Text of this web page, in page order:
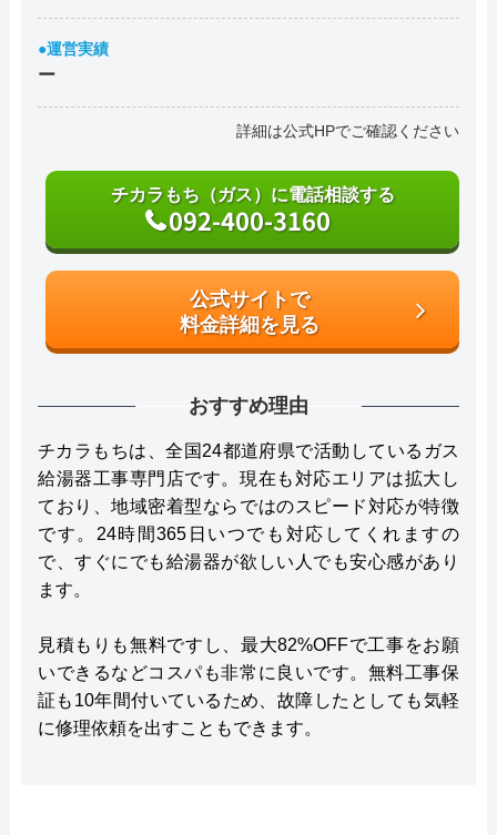
●運営実績
ー
詳細は公式HPでご確認ください
チカラもち（ガス）に電話相談する
092-400-3160
公式サイトで
料金詳細を見る
おすすめ理由
チカラもちは、全国24都道府県で活動しているガス
給湯器工事専門店です。現在も対応エリアは拡大し
ており、地域密着型ならではのスピード対応が特徴
です。24時間365日いつでも対応してくれますの
で、すぐにでも給湯器が欲しい人でも安心感があり
ます。
見積もりも無料ですし、最大82%OFFで工事をお願
いできるなどコスパも非常に良いです。無料工事保
証も10年間付いているため、故障したとしても気軽
に修理依頼を出すこともできます。